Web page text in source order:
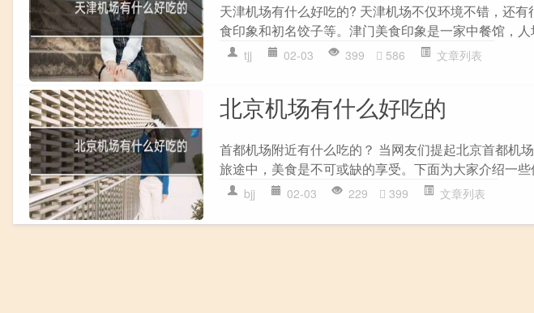
天津机场有什么好吃的? 天津机场不仅环境不错，还
食印象和初名饺子等。津门美食印象是一家中餐馆，人
tjj 02-03 399 586 文章列表
北京机场有什么好吃的
首都机场附近有什么吃的？ 当网友们提起北京首都机
旅途中，美食是不可或缺的享受。下面为大家介绍一些
bjj 02-03 229 399 文章列表